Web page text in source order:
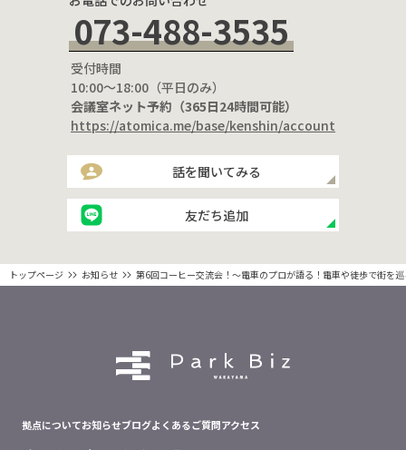
073-488-3535
受付時間
10:00〜18:00（平日のみ）
会議室ネット予約（365日24時間可能）
https://atomica.me/base/kenshin/account
話を聞いてみる
友だち追加
トップページ お知らせ 第6回コーヒー交流会！～電車のプロが語る！電車や徒歩で街を
拠点についてお知らせブログよくあるご質問アクセス